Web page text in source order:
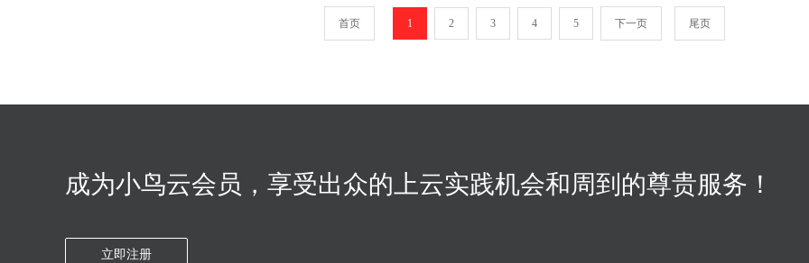
首页 1 2 3 4 5 下一页 尾页
成为小鸟云会员，享受出众的上云实践机会和周到的尊贵服务！
立即注册